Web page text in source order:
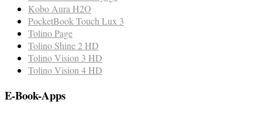
Kobo Aura H2O
PocketBook Touch Lux 3
Tolino Page
Tolino Shine 2 HD
Tolino Vision 3 HD
Tolino Vision 4 HD
E-Book-Apps